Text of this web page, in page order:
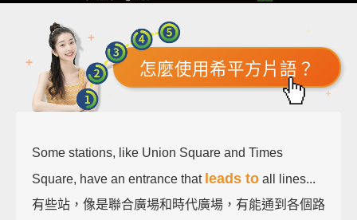
怎麼使用希平方片語？
Some stations, like Union Square and Times
Square, have an entrance that leads to all lines...
有些站，像是聯合廣場和時代廣場，有能通到各個路